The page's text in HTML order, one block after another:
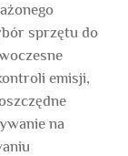
sprzętu do
emisji,
na